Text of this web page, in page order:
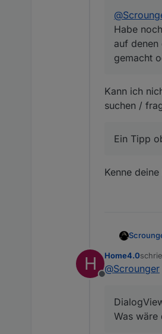
@
Habe
auf denen
gemacht
Kann ich
suchen /
Ein Tipp
Kenne
H
Offline
Home4.0
@Scrounger
Was wäre